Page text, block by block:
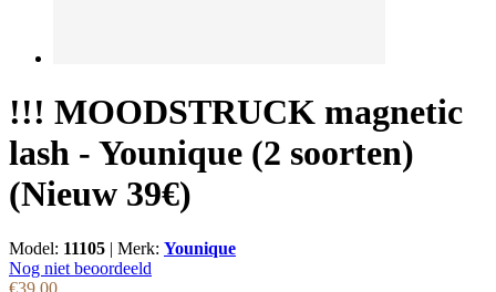
!!! MOODSTRUCK magnetic
lash - Younique (2 soorten)
(Nieuw 39€)
Model: 11105 | Merk: Younique
Nog niet beoordeeld
€39,00